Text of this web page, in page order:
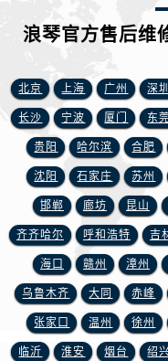
浪琴官方售后维
北京 上海 广州 深圳
长沙 宁波 厦门 东
贵阳 哈尔滨 合肥
沈阳 石家庄 苏州
邯郸 廊坊 昆山
齐齐哈尔 呼和浩特 吉
海口 赣州 漳州
乌鲁木齐 大同 赤峰
张家口 温州 徐州
临沂 淮安 烟台 绍